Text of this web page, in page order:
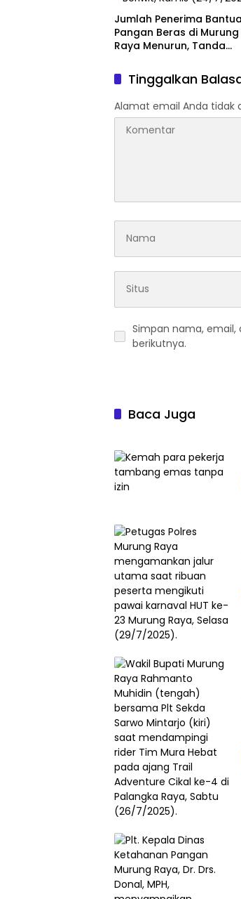
Jumlah Penerima
Pangan Beras di Murung
Raya Menurun, Tanda
Tinggalkan
Alamat email Anda tidak
Simpan nama,
berikutnya.
Baca Juga